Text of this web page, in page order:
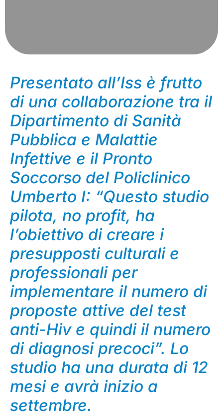
Presentato all’Iss è frutto
di una collaborazione tra il
Dipartimento di Sanità
Pubblica e Malattie
Infettive e il Pronto
Soccorso del Policlinico
Umberto I: “Questo studio
pilota, no profit, ha
l’obiettivo di creare i
presupposti culturali e
professionali per
implementare il numero di
proposte attive del test
anti-Hiv e quindi il numero
di diagnosi precoci”. Lo
studio ha una durata di 12
mesi e avrà inizio a
settembre.